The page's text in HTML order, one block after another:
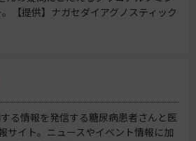
【提供】ナガセダイアグノスティック
る情報を発信する糖尿病患者さんと医
サイト。ニュースやイベント情報に加